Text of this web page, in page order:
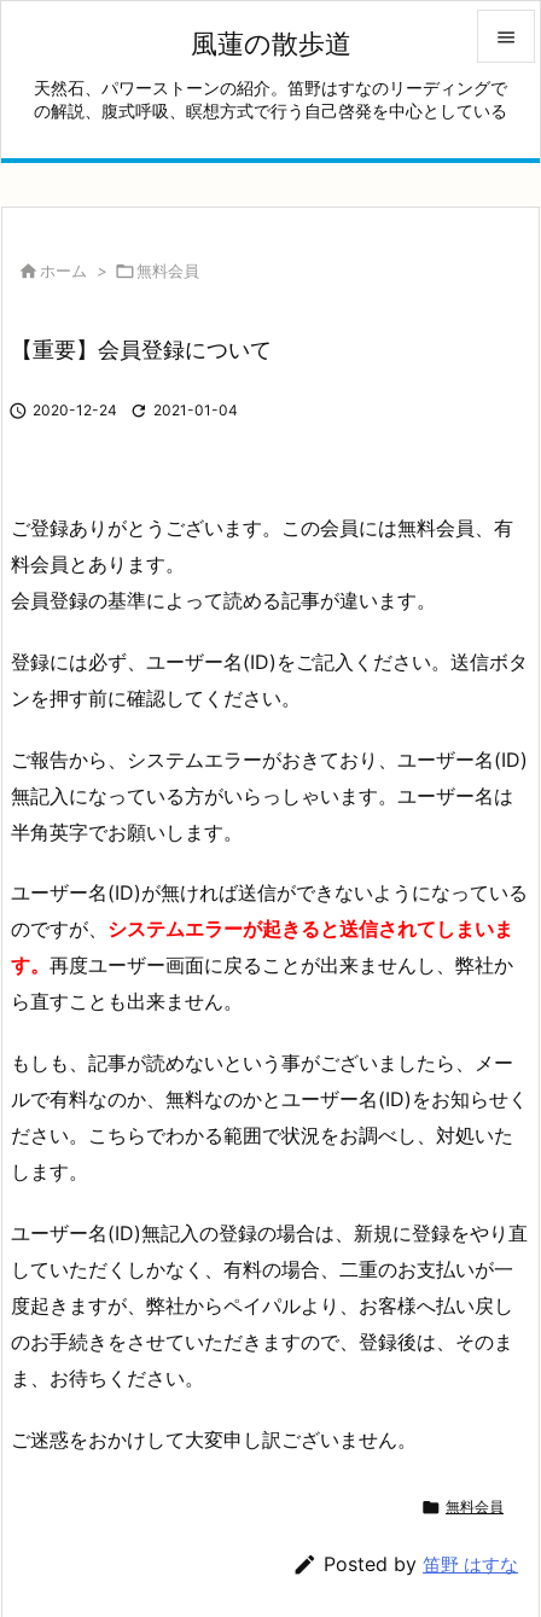
風蓮の散歩道
天然石、パワーストーンの紹介。笛野はすなのリーディングで
の解説、腹式呼吸、瞑想方式で行う自己啓発を中心としている


メニュ

 ホーム > 無料会員
【重要】会員登録について
 2020-12-24  2021-01-04
ご登録ありがとうございます。この会員には無料会員、有
料会員とあります。
会員登録の基準によって読める記事が違います。
登録には必ず、ユーザー名(ID)をご記入ください。送信ボタ
ンを押す前に確認してください。
ご報告から、システムエラーがおきており、ユーザー名(ID)
無記入になっている方がいらっしゃいます。ユーザー名は
半角英字でお願いします。
ユーザー名(ID)が無ければ送信ができないようになっている
のですが、 システムエラーが起きると送信されてしまいま
す。 再度ユーザー画面に戻ることが出来ませんし、弊社か
ら直すことも出来ません。
もしも、記事が読めないという事がございましたら、メー
ルで有料なのか、無料なのかとユーザー名(ID)をお知らせく
ださい。こちらでわかる範囲で状況をお調べし、対処いた
します。
ユーザー名(ID)無記入の登録の場合は、新規に登録をやり直
していただくしかなく、有料の場合、二重のお支払いが一
度起きますが、弊社からペイパルより、お客様へ払い戻し
のお手続きをさせていただきますので、登録後は、そのま
ま、お待ちください。
ご迷惑をおかけして大変申し訳ございません。
 無料会員
 Posted by 笛野 はすな